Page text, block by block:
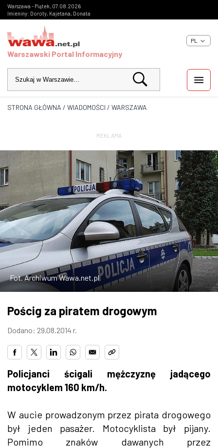
Warszawa - Piątek, 07.08.2026
Imieniny: Doroty, Kajetana, Donata
Warszawski Portal Informacyjny
PL
WIADOMOŚCI
IMPREZY
KULTURA
ZDJĘCIA
W WARSZAWIE
MARKETPLACE
STRONA GŁÓWNA / WIADOMOŚCI / WARSZAWA
REKLAMA
Fot. Archiwum Wawa.net.pl
Pościg za piratem drogowym
Dodano: 29.08.2014 r.
Policjanci ścigali mężczyznę jadącego
motocyklem 160 km/h.
W aucie prowadzonym przez pirata drogowego
był jeden pasażer. Motocyklista był pijany.
Pomimo znaków dawanych przez